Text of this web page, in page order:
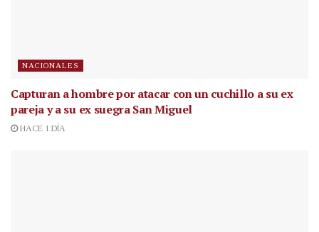
NACIONALES
Capturan a hombre por atacar con un cuchillo a su ex
pareja y a su ex suegra San Miguel
HACE 1 DÍA